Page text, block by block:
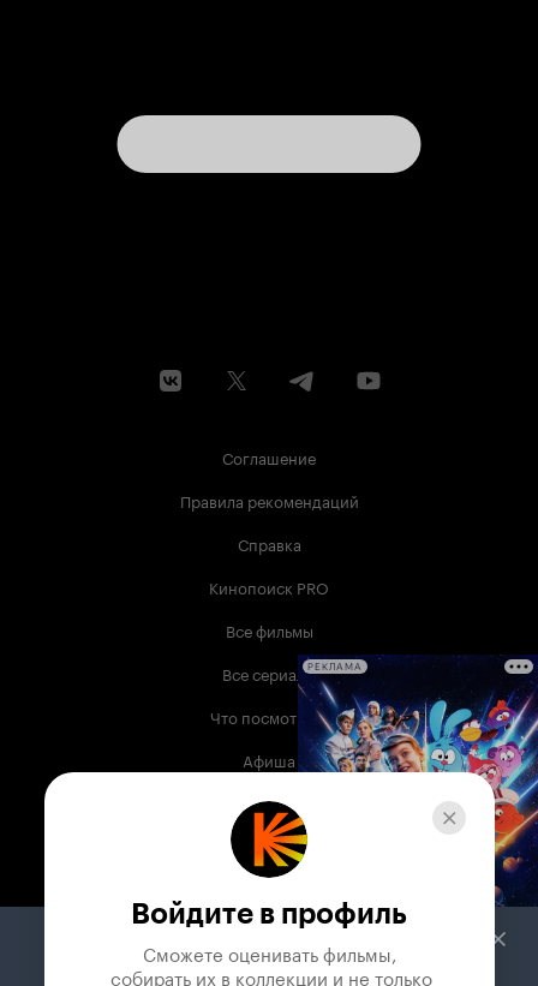
Соглашение
Правила рекомендаций
Справка
Кинопоиск PRO
Все фильмы
Все сериалы
Что посмотреть
Афиша
Музыка
Телепрограмма
Служба поддержки
РЕКЛАМА
Войдите в профиль
Сможете оценивать фильмы,
собирать их в коллекции и не только